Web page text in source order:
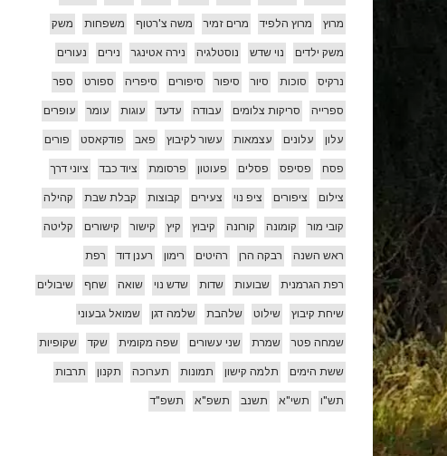
מרוץ מרוץ הלפיד מרים זמיר משה צ'רטוף משפחות משק
משק ילדים נוי שדש נוסטלגיה נירה אטינגר נירים נעורים
נרקיס סוכות סיור סיפור סיפורים סיפריה ספורט ספר
ספרייה סריקות צלומים עבודה עדעד עוגות עומר עופרים
עלון עלונים עצמאות עשור לקיבוץ פאב פודקאסט פורים
פסח פסיפס פסלים פעוטון פרסומת ציוד כבד ציוני דרך
צילום ציפורים ציפ נוי צעירים קבוצות קבלת שבת קהילה
קובי מור קומונה קורונה קיבוץ קיץ קישור קישורים קליטה
ראש השנה רבקה הרן רהיטים רימון רענן דוד רפת
רפת הגרמנית שבועות שדות שדש נוי שואה שחף שיבולים
שיחת קיבוץ שילוט שלהבת שלמה דגן שמואל גבעוני
שמחה פטר שמרת שני עשורים שפה מקומית שקד שקופיות
ששת הימים תלמה קישון תמונות תערוכה תקנון תרבות
תש"ו תשי"א תשנב תשפ"א תשפ"ד